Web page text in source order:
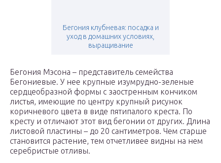
Бегония клубневая: посадка и
уход в домашних условиях,
выращивание
Бегония Мэсона – представитель семейства
Бегониевые. У нее крупные изумрудно-зеленые
сердцеобразной формы с заостренным кончиком
листья, имеющие по центру крупный рисунок
коричневого цвета в виде пятипалого креста. По
кресту и отличают этот вид бегонии от других. Длина
листовой пластины – до 20 сантиметров. Чем старше
становится растение, тем отчетливее видны на нем
серебристые отливы.